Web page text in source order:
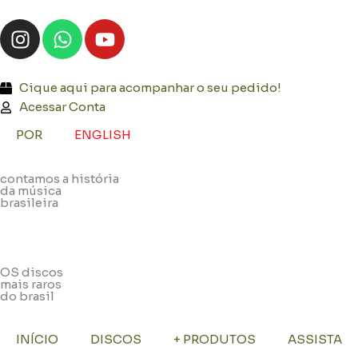
para
o
I
n
t
a
g
m
W
h
t
s
p
Y
o
t
u
b
Cique aqui para acompanhar o seu pedido!
Acessar Conta
POR
ENGLISH
contamos a história
da música
brasileira
OS discos
mais raros
do brasil
INÍCIO DISCOS + PRODUTOS ASSISTA